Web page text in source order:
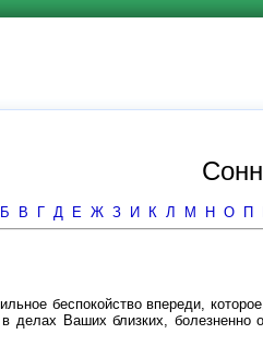
Б В Г Д Е Ж З И К Л М Н О П
беспокойство впереди,
делах Ваших близких,